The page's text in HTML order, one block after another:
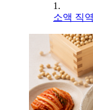
1.
소액 직